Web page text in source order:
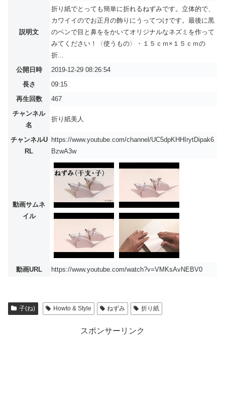
説明文
折り紙でとっても簡単に折れるねずみです。立体的で、
カワイイのでお正月の飾りにうってつけです。最後に黒
のペンで目と鼻ををかいてオリジナルなネズミを作って
みてください！〈使うもの〉・１５ｃｍ×１５ｃｍの
折...
公開日時
2019-12-29 08:26:54
長さ
09:15
再生回数
467
チャンネル
名
折り紙美人
チャンネルU
RL
https://www.youtube.com/channel/UC5dpKHHIrytDipak6
BzwA3w
動画サムネ
イル
動画URL https://www.youtube.com/watch?v=VMKsAvNEBV0
子(ね) Howto & Style ねずみ 折り紙
スポンサーリンク